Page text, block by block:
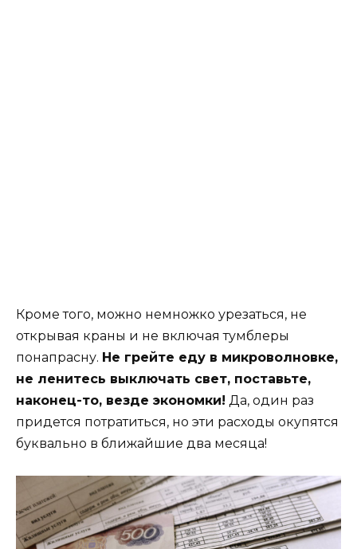
Кроме того, можно немножко урезаться, не
открывая краны и не включая тумблеры
понапрасну. Не грейте еду в микроволновке,
не ленитесь выключать свет, поставьте,
наконец-то, везде экономки! Да, один раз
придется потратиться, но эти расходы окупятся
буквально в ближайшие два месяца!